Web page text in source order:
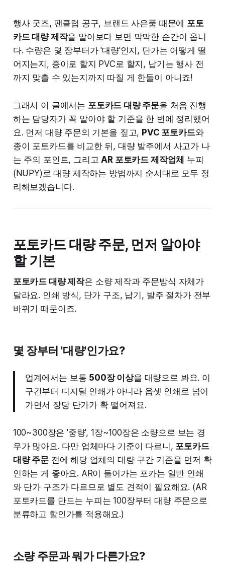
행사 굿즈, 팬클럽 공구, 브랜드 사은품 때문에 포토
카드 대량 제작을 알아보다 보면 막막한 순간이 옵니
다. 수량은 몇 장부터가 '대량'인지, 단가는 어떻게 떨
어지는지, 종이로 할지 PVC로 할지, 납기는 행사 전
까지 맞출 수 있는지까지 따질 게 한둘이 아니죠!
그래서 이 글에서는 포토카드 대량 주문을 처음 진행
하는 담당자가 꼭 알아야 할 기준을 한 번에 정리했어
요. 먼저 대량 주문의 기본을 짚고, PVC 포토카드와
종이 포토카드를 비교한 뒤, 대량 발주에서 사고가 나
는 주의 포인트, 그리고AR 포토카드 제작업체 누피
(NUPY)로 대량 제작하는 방법까지 순서대로 모두 정
리해보겠습니다.
포토카드 대량 주문, 먼저 알아야
할 기본
포토카드 대량 제작은 소량 제작과 주문방식 자체가
달라요. 인쇄 방식, 단가 구조, 납기, 발주 절차가 전부
바뀌기 때문이죠.
몇 장부터 '대량'인가요?
업계에서는 보통 500장 이상을 대량으로 봐요. 이
구간부터 디지털 인쇄가 아니라 옵셋 인쇄로 넘어
가면서 장당 단가가 확 떨어져요.
100~300장은 '중량', 1장~100장은 소량으로 보는 경
우가 많아요. 다만 업체마다 기준이 다르니, 포토카드
대량 주문전에 해당 업체의 대량 구간 기준을 먼저 확
인하는 게 좋아요. AR이 들어가는 포카는 일반 인쇄
와 단가 구조가 다르므로 별도 견적이 필요해요. (AR
포토카드를 만드는 누피는 100장부터 대량 주문으로
분류하고 할인가를 적용해요.)
소량 주문과 뭐가 다른가요?